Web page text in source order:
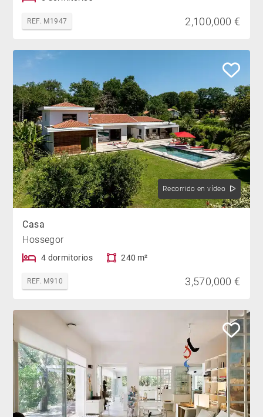
REF. M1947 2,100,000 €
Recorrido en vídeo
Casa
Hossegor
4 dormitorios 240 m²
REF. M910 3,570,000 €